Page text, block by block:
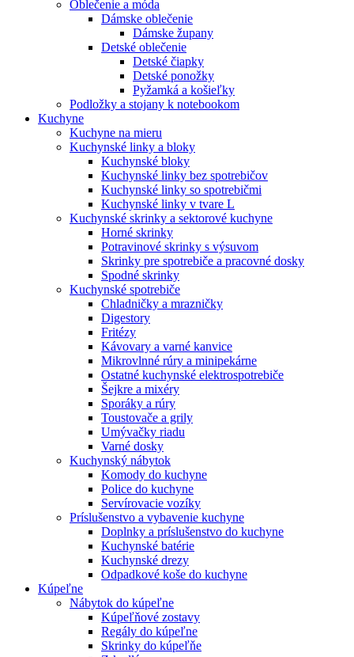
Oblečenie a móda
Dámske oblečenie
Dámske župany
Detské oblečenie
Detské čiapky
Detské ponožky
Pyžamká a košieľky
Podložky a stojany k notebookom
Kuchyne
Kuchyne na mieru
Kuchynské linky a bloky
Kuchynské bloky
Kuchynské linky bez spotrebičov
Kuchynské linky so spotrebičmi
Kuchynské linky v tvare L
Kuchynské skrinky a sektorové kuchyne
Horné skrinky
Potravinové skrinky s výsuvom
Skrinky pre spotrebiče a pracovné dosky
Spodné skrinky
Kuchynské spotrebiče
Chladničky a mrazničky
Digestory
Fritézy
Kávovary a varné kanvice
Mikrovlnné rúry a minipekárne
Ostatné kuchynské elektrospotrebiče
Šejkre a mixéry
Sporáky a rúry
Toustovače a grily
Umývačky riadu
Varné dosky
Kuchynský nábytok
Komody do kuchyne
Police do kuchyne
Servírovacie vozíky
Príslušenstvo a vybavenie kuchyne
Doplnky a príslušenstvo do kuchyne
Kuchynské batérie
Kuchynské drezy
Odpadkové koše do kuchyne
Kúpeľne
Nábytok do kúpeľne
Kúpeľňové zostavy
Regály do kúpeľne
Skrinky do kúpeľňe